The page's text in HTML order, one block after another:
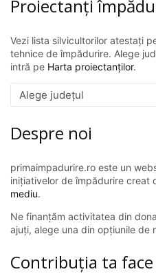
Proiectanți
Vezi lista silvicultorilor atestați
tehnice de împădurire. Alege
intră pe Harta proiectanților.
Despre noi
primaimpadurire.ro este un
inițiativelor de împădurire creat
mediu.
Ne finanțăm activitatea din
ajuți, alege una din opțiunile de
Contribuția ta